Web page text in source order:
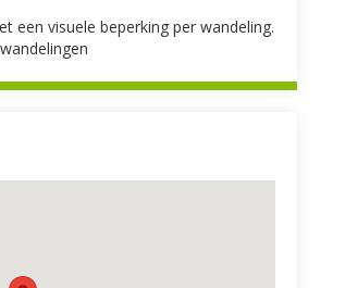
een visuele beperking per wandeling.